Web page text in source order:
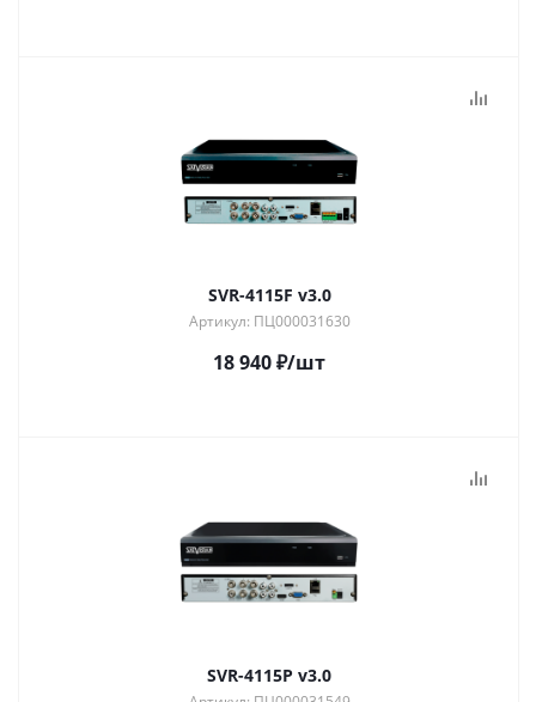
SVR-4115F v3.0
Артикул: ПЦ000031630
18 940₽/шт
SVR-4115P v3.0